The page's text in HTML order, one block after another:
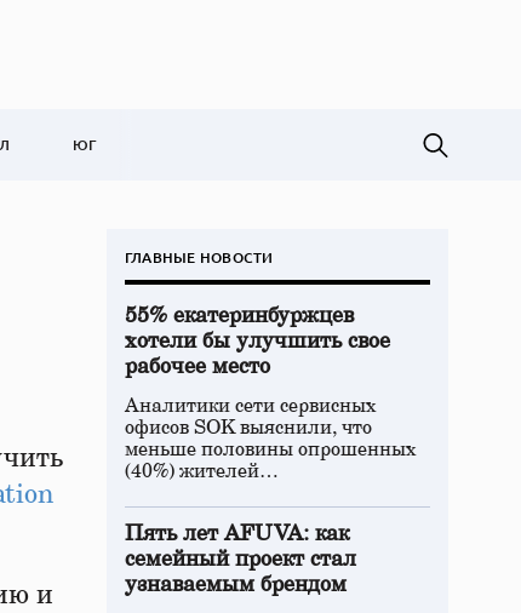
ЮГ
и
ГЛАВНЫЕ НОВОСТИ
55% екатеринбуржцев
хотели бы улучшить свое
рабочее место
Аналитики сети сервисных
офисов SOK выяснили, что
меньше половины опрошенных
(40%) жителей…
Пять лет AFUVA: как
семейный проект стал
узнаваемым брендом